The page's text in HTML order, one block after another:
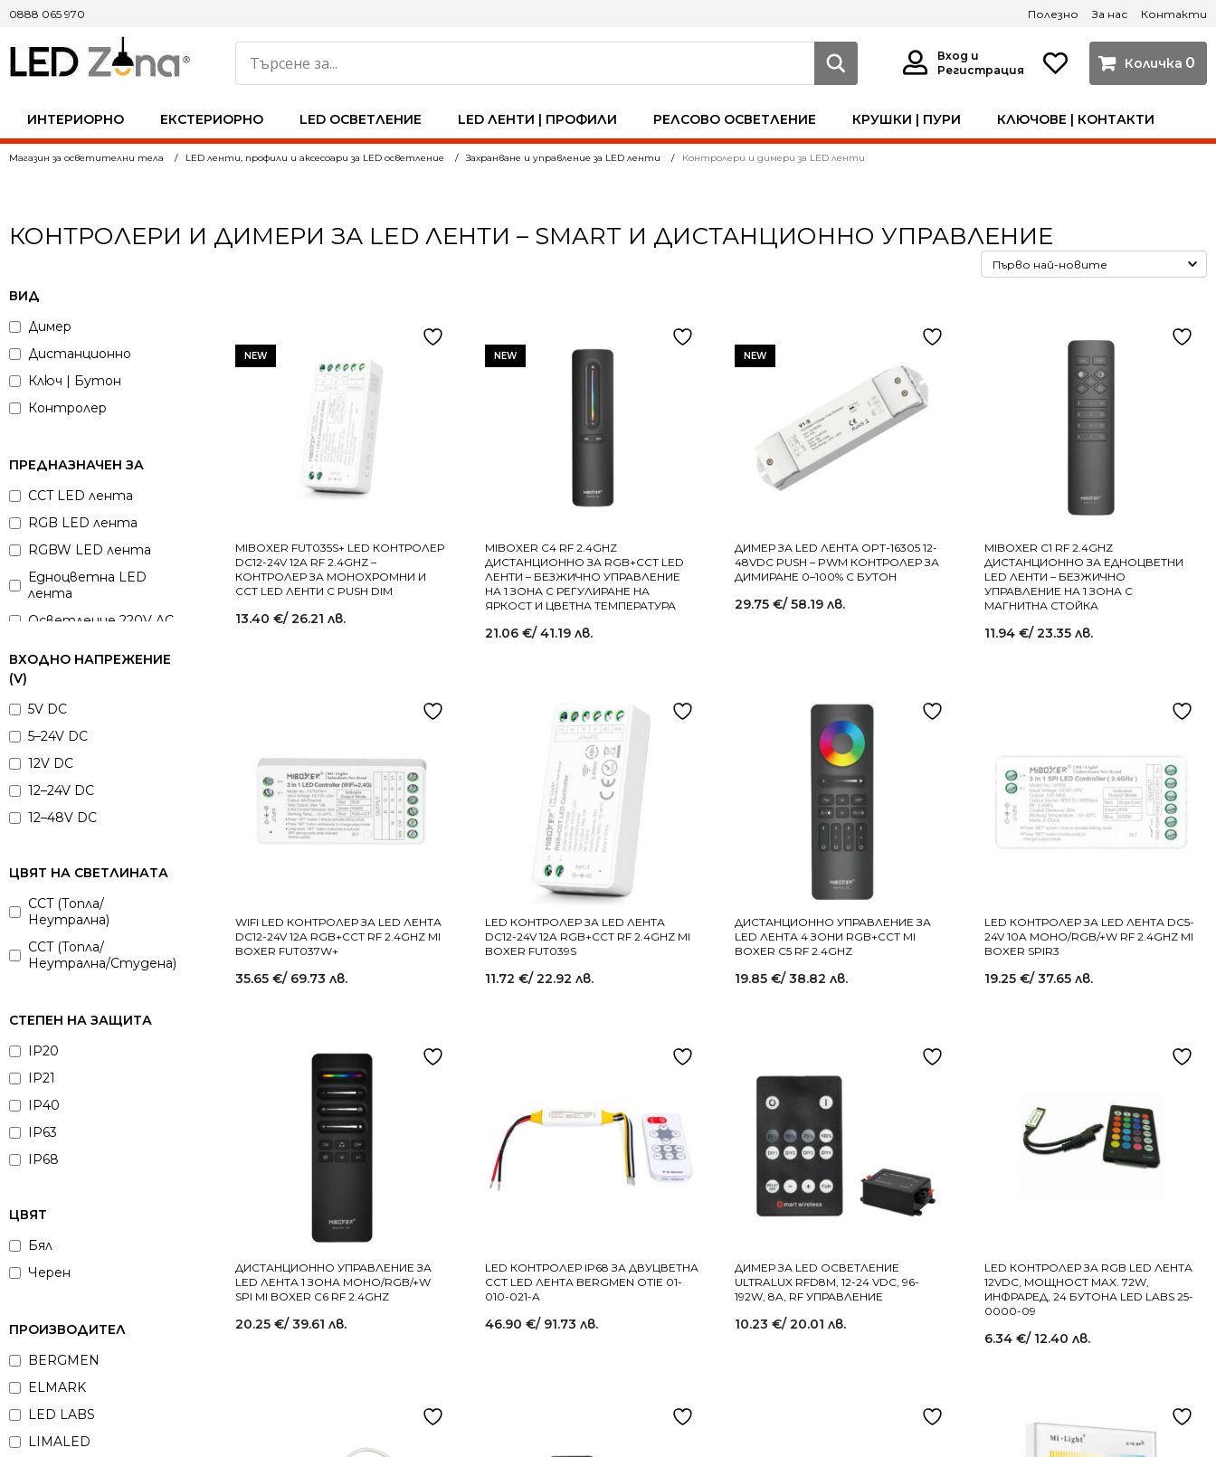
ИНТЕРИОРНО ЕКСТЕРИОРНО LED ОСВЕТЛЕНИЕ LED ЛЕНТИ | ПРОФИЛИ РЕЛСОВО ОСВЕТЛЕНИЕ КРУШКИ | ПУРИ КЛЮЧОВЕ | КОНТАКТИ
0
0888 065 970
Вход и
Регистрация
Полезно За нас Контакти
Магазин за осветителни тела LED ленти, профили и аксесоари за LED осветление Захранване и управление за LED ленти Контролери и димери за LED ленти
КОНТРОЛЕРИ И ДИМЕРИ ЗА LED ЛЕНТИ – SMART И ДИСТАНЦИОННО УПРАВЛЕНИЕ
ВИД
Димер
Дистанционно
Ключ | Бутон
Контролер
ПРЕДНАЗНАЧЕН ЗА
CCT LED лента
RGB LED лента
RGBW LED лента
Едноцветна LED
лента
Осветление 220V AC
ВХОДНО НАПРЕЖЕНИЕ
(V)
5V DC
5–24V DC
12V DC
12–24V DC
12–48V DC
220–240V AC
ЦВЯТ НА СВЕТЛИНАТА
CCT (Топла/
Неутрална)
CCT (Топла/
Неутрална/Студена)
СТЕПЕН НА ЗАЩИТА
IP20
IP21
IP40
IP63
IP68
ЦВЯТ
Бял
Черен
ПРОИЗВОДИТЕЛ
BERGMEN
ELMARK
LED LABS
LIMALED
NEW
MIBOXER FUT035S+ LED КОНТРОЛЕР
DC12-24V 12A RF 2.4GHZ –
КОНТРОЛЕР ЗА МОНОХРОМНИ И
CCT LED ЛЕНТИ С PUSH DIM
13.40 €/ 26.21 лв.
NEW
MIBOXER C4 RF 2.4GHZ
ДИСТАНЦИОННО ЗА RGB+CCT LED
ЛЕНТИ – БЕЗЖИЧНО УПРАВЛЕНИЕ
НА 1 ЗОНА С РЕГУЛИРАНЕ НА
ЯРКОСТ И ЦВЕТНА ТЕМПЕРАТУРА
21.06 €/ 41.19 лв.
NEW
ДИМЕР ЗА LED ЛЕНТА OPT-16305 12-
48VDC PUSH – PWM КОНТРОЛЕР ЗА
ДИМИРАНЕ 0–100% С БУТОН
29.75 €/ 58.19 лв.
MIBOXER C1 RF 2.4GHZ
ДИСТАНЦИОННО ЗА ЕДНОЦВЕТНИ
LED ЛЕНТИ – БЕЗЖИЧНО
УПРАВЛЕНИЕ НА 1 ЗОНА С
МАГНИТНА СТОЙКА
11.94 €/ 23.35 лв.
WIFI LED КОНТРОЛЕР ЗА LED ЛЕНТА
DC12-24V 12A RGB+CCT RF 2.4GHZ MI
BOXER FUT037W+
35.65 €/ 69.73 лв.
LED КОНТРОЛЕР ЗА LED ЛЕНТА
DC12-24V 12A RGB+CCT RF 2.4GHZ MI
BOXER FUT039S
11.72 €/ 22.92 лв.
ДИСТАНЦИОННО УПРАВЛЕНИЕ ЗА
LED ЛЕНТА 4 ЗОНИ RGB+CCT MI
BOXER C5 RF 2.4GHZ
19.85 €/ 38.82 лв.
LED КОНТРОЛЕР ЗА LED ЛЕНТА DC5-
24V 10A МОНО/RGB/+W RF 2.4GHZ MI
BOXER SPIR3
19.25 €/ 37.65 лв.
ДИСТАНЦИОННО УПРАВЛЕНИЕ ЗА
LED ЛЕНТА 1 ЗОНА МОНО/RGB/+W
SPI MI BOXER C6 RF 2.4GHZ
20.25 €/ 39.61 лв.
LED КОНТРОЛЕР IP68 ЗА ДВУЦВЕТНА
CCT LED ЛЕНТА BERGMEN OTIE 01-
010-021-A
46.90 €/ 91.73 лв.
ДИМЕР ЗА LED ОСВЕТЛЕНИЕ
ULTRALUX RFD8M, 12-24 VDC, 96-
192W, 8A, RF УПРАВЛЕНИЕ
10.23 €/ 20.01 лв.
LED КОНТРОЛЕР ЗА RGB LED ЛЕНТА
12VDC, МОЩНОСТ MAX. 72W,
ИНФРАРЕД, 24 БУТОНА LED LABS 25-
0000-09
6.34 €/ 12.40 лв.